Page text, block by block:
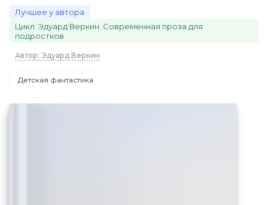
Лучшее у автора
Цикл: Эдуард Веркин. Современная проза для
подростков
Автор: Эдуард Веркин
Детская фантастика